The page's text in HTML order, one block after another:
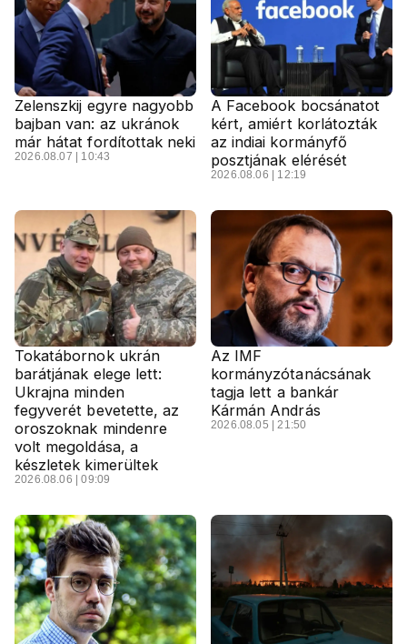
Zelenszkij egyre nagyobb
bajban van: az ukránok
már hátat fordítottak neki
2026.08.07 | 10:43
A Facebook bocsánatot
kért, amiért korlátozták
az indiai kormányfő
posztjának elérését
2026.08.06 | 12:19
Tokatábornok ukrán
barátjának elege lett:
Ukrajna minden
fegyverét bevetette, az
oroszoknak mindenre
volt megoldása, a
készletek kimerültek
2026.08.06 | 09:09
Az IMF
kormányzótanácsának
tagja lett a bankár
Kármán András
2026.08.05 | 21:50